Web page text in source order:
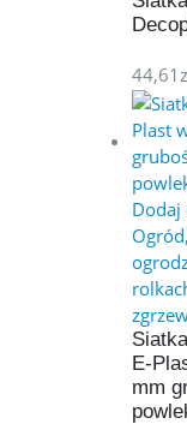
44,61
Dodaj
E-
mm